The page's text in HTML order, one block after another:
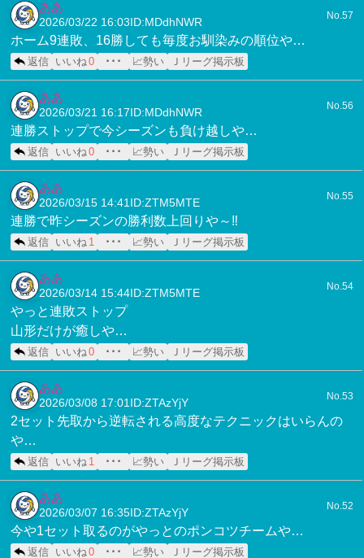
ああ
2026/03/22 16:03 ID:MDdhNWR
No.57
ホーム9連敗、16勝しても毎度お馴染みの順位や…
返信 いいね0 ･･･ 📈勢い Ｊリーグ掲示板
ああ
2026/03/21 16:17 ID:MDdhNWR
No.56
連勝ストップで今シーズンも負け越しや…
返信 いいね0 ･･･ 📈勢い Ｊリーグ掲示板
ああ
2026/03/15 14:41 ID:ZTM5MTE
No.55
連勝で昨シーズンの勝利数上回りや～‼️
返信 いいね 1 ･･･ 📈勢い Ｊリーグ掲示板
ああ
2026/03/14 15:44 ID:ZTM5MTE
No.54
やっと連敗ストップ
山形だけが癒しや…
返信 いいね0 ･･･ 📈勢い Ｊリーグ掲示板
ああ
2026/03/08 17:01 ID:ZTAzYjY
No.53
2セット先取から逆転される高度なテクニックはいらんの
や…
返信 いいね 1 ･･･ 📈勢い Ｊリーグ掲示板
ああ
2026/03/07 16:35 ID:ZTAzYjY
No.52
今や1セット取るのがやっとのポンコツチームや…
返信 いいね0 ･･･ 📈勢い Ｊリーグ掲示板